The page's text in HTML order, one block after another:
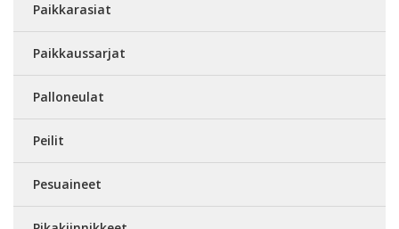
Paikkarasiat
Paikkaussarjat
Palloneulat
Peilit
Pesuaineet